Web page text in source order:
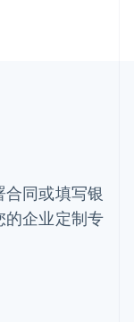
同或填写银
的企业定制专